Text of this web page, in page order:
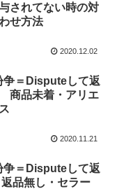
されてない時の対
せ方法
2020.12.02
＝Disputeして返
商品未着・アリエ
2020.11.21
＝Disputeして返
品無し・セラー